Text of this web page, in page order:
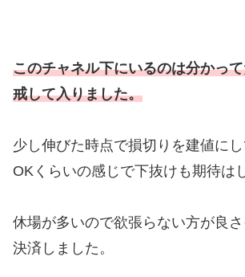
このチャネル下にいるのは分かっ
戒して入りました。
少し伸びた時点で損切りを建値に
OKくらいの感じで下抜けも期待は
休場が多いので欲張らない方が良
決済しました。